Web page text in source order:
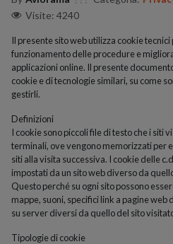
Visite: 4240
Il presente sito web utilizza cookie
funzionamento delle procedure e
applicazioni online. Il presente
cookie e di tecnologie similari, su come
gestirli.
Definizioni
I cookie sono piccoli file di testo che i siti
terminali, ove vengono memorizzati per
siti alla visita successiva. I cookie delle
impostati da un sito web diverso da
Questo perché su ogni sito possono
mappe, suoni, specifici link a pagine
su server diversi da quello del sito
Tipologie di cookie